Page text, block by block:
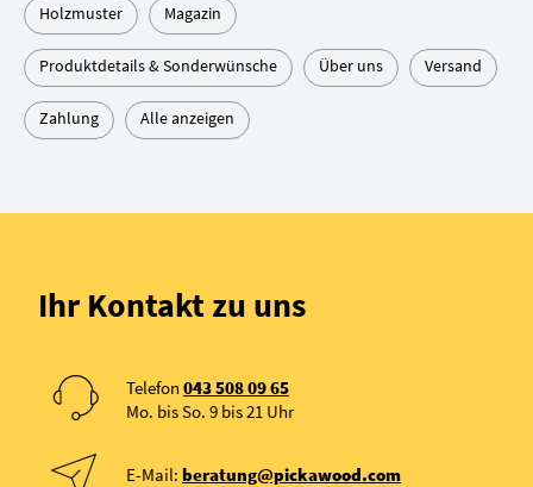
Holzmuster Magazin
Produktdetails & Sonderwünsche Über uns Versand
Zahlung Alle anzeigen
Ihr Kontakt zu uns
Telefon 043 508 09 65
Mo. bis So. 9 bis 21 Uhr
E-Mail: beratung@pickawood.com